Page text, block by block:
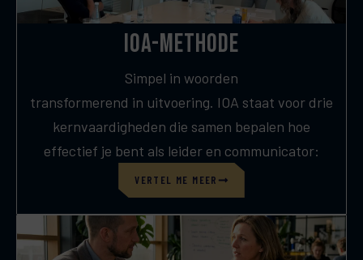
IOA-Methode
Simpel in woorden
transformerend in uitvoering. IOA staat voor drie
kernvaardigheden die samen bepalen hoe
effectief je bent als leider en communicator:
VERTEL ME MEER